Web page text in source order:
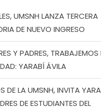
UMSNH LANZA TERCERA
DE NUEVO INGRESO
Y PADRES, TRABAJEMOS
YARABÍ ÁVILA
DE LA UMSNH, INVITA
DE ESTUDIANTES DEL